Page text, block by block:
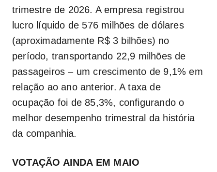
trimestre de 2026. A empresa registrou
lucro líquido de 576 milhões de dólares
(aproximadamente R$ 3 bilhões) no
período, transportando 22,9 milhões de
passageiros – um crescimento de 9,1% em
relação ao ano anterior. A taxa de
ocupação foi de 85,3%, configurando o
melhor desempenho trimestral da história
da companhia.
VOTAÇÃO AINDA EM MAIO